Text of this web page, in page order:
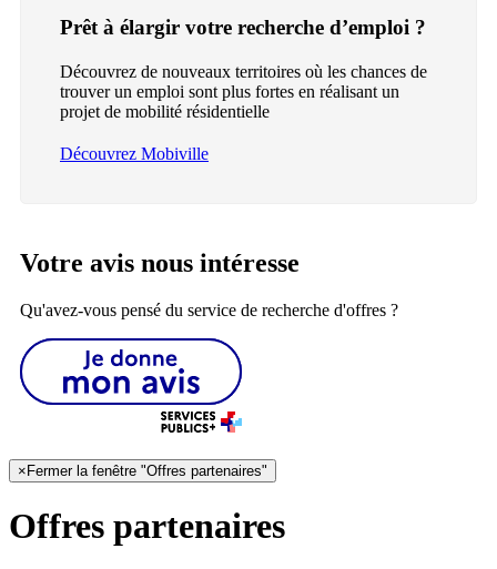
Prêt à élargir votre recherche d’emploi ?
Découvrez de nouveaux territoires où les chances de
trouver un emploi sont plus fortes en réalisant un
projet de mobilité résidentielle
Découvrez Mobiville
Votre avis nous intéresse
Qu'avez-vous pensé du service de recherche d'offres ?
× Fermer la fenêtre "Offres partenaires"
Offres partenaires